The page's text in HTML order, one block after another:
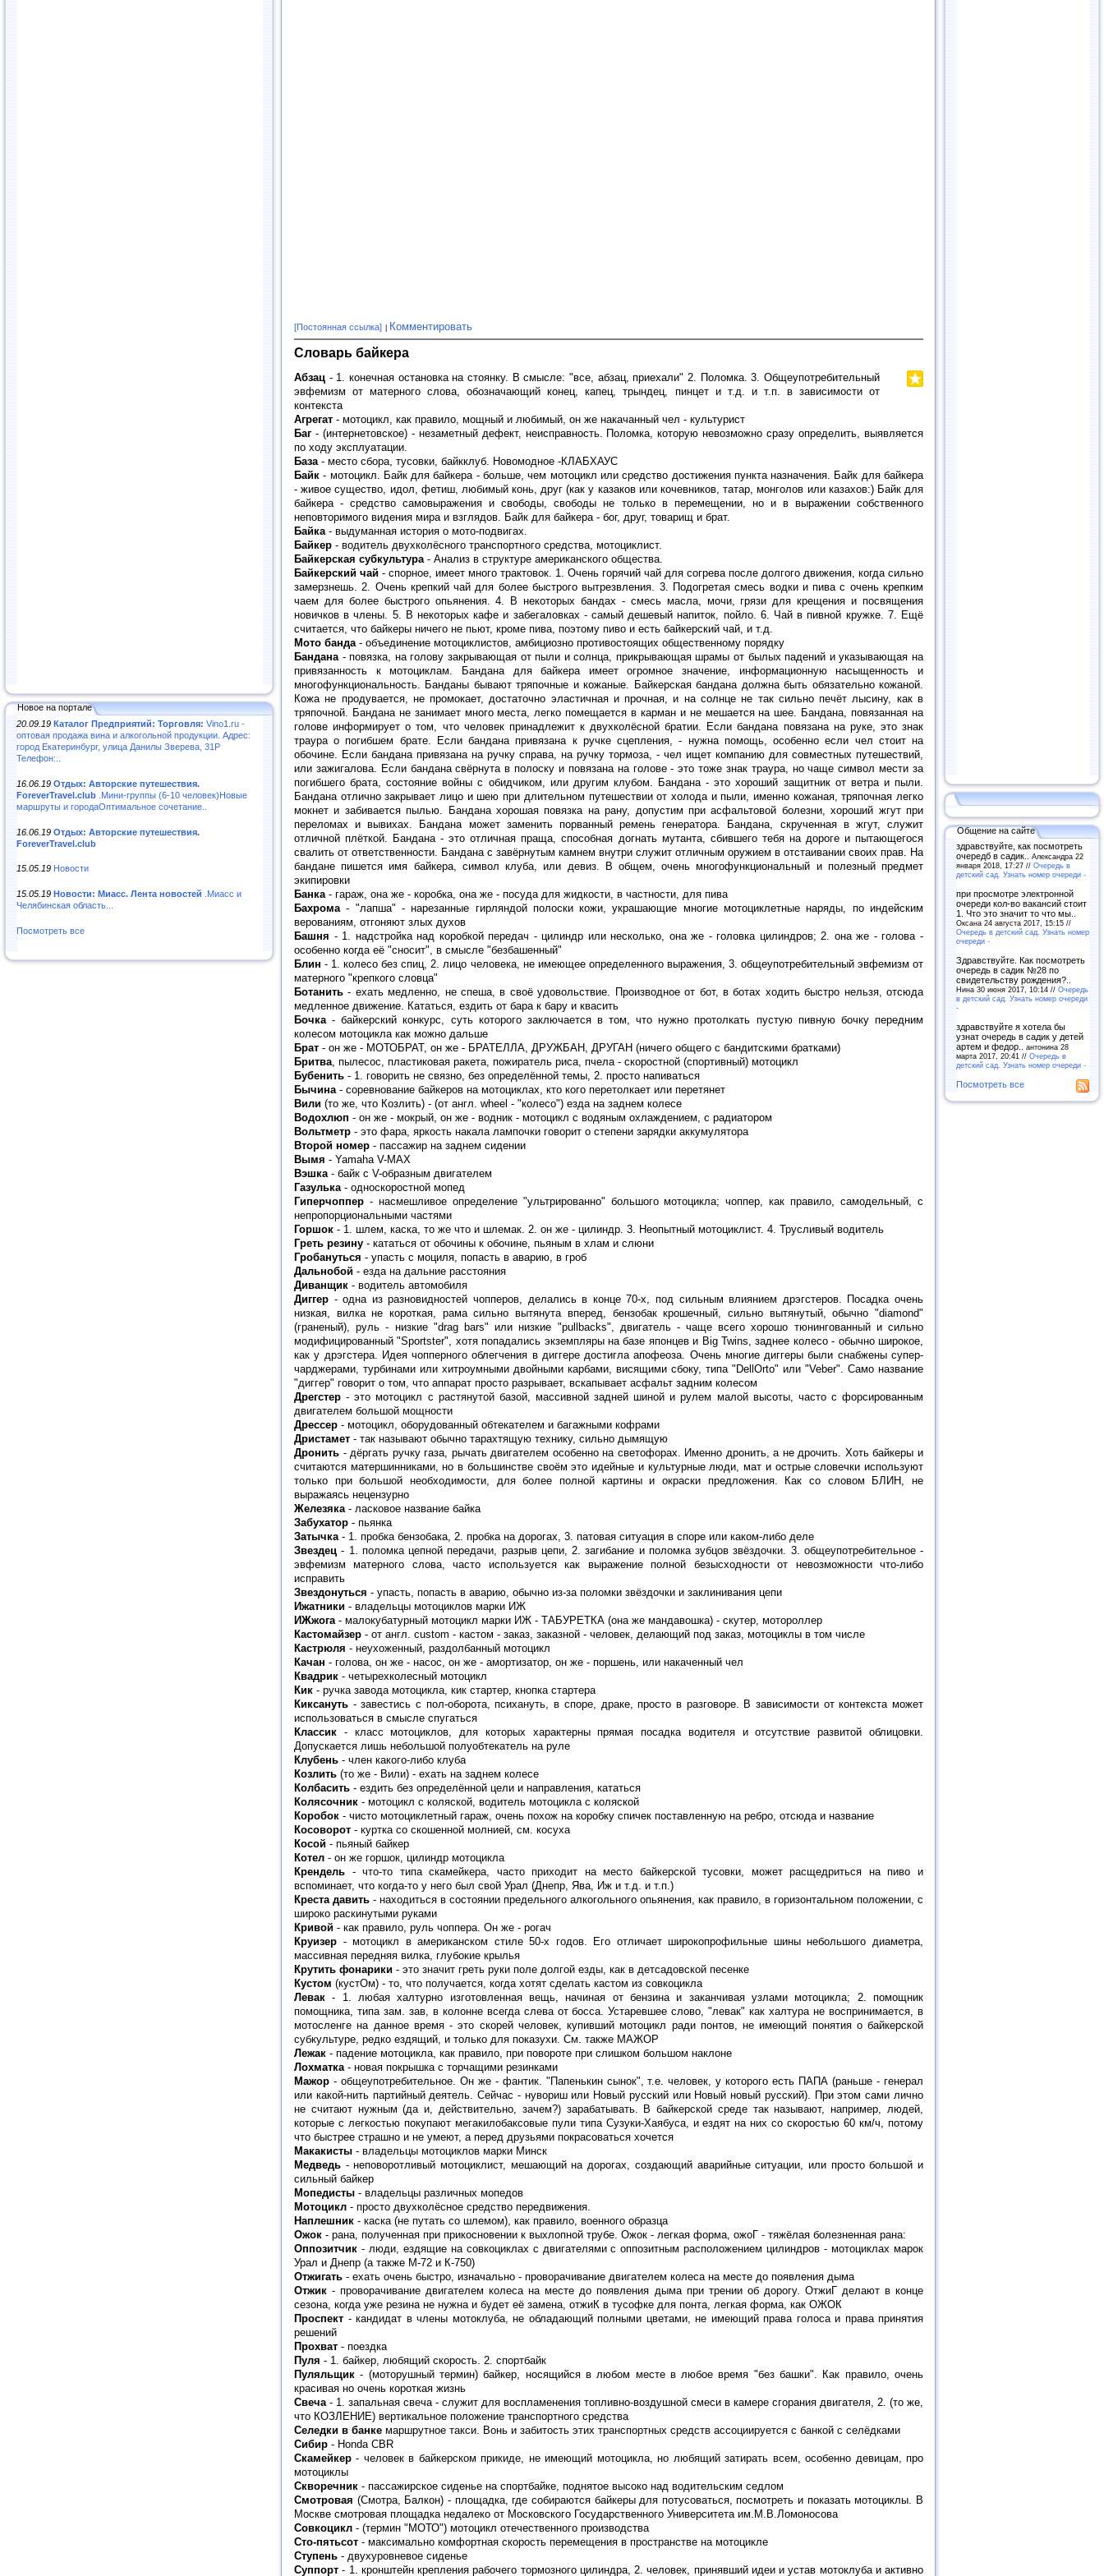
Новое на портале
20.09.19 Каталог Предприятий: Торговля: Vino1.ru -
оптовая продажа вина и алкогольной продукции. Адрес:
город Екатеринбург, улица Данилы Зверева, 31Р
Телефон:..
16.06.19 Отдых: Авторские путешествия.
ForeverTravel.club .Мини-группы (6-10 человек)Новые
маршруты и городаОптимальное сочетание..
16.06.19 Отдых: Авторские путешествия.
ForeverTravel.club
15.05.19 Новости
15.05.19 Новости: Миасс. Лента новостей .Миасс и
Челябинская область...
Посмотреть все
[Постоянная ссылка] Комментировать
Словарь байкера
Абзац - 1. конечная остановка на стоянку. В смысле: "все, абзац, приехали" 2. Поломка. 3. Общеупотребительный
эвфемизм от матерного слова, обозначающий конец, капец, трындец, пинцет и т.д. и т.п. в зависимости от
контекста
Агрегат - мотоцикл, как правило, мощный и любимый, он же накачанный чел - культурист
Баг - (интернетовское) - незаметный дефект, неисправность. Поломка, которую невозможно сразу определить, выявляется
по ходу эксплуатации.
База - место сбора, тусовки, байкклуб. Новомодное -КЛАБХАУС
Байк - мотоцикл. Байк для байкера - больше, чем мотоцикл или средство достижения пункта назначения. Байк для байкера
- живое существо, идол, фетиш, любимый конь, друг (как у казаков или кочевников, татар, монголов или казахов:) Байк для
байкера - средство самовыражения и свободы, свободы не только в перемещении, но и в выражении собственного
неповторимого видения мира и взглядов. Байк для байкера - бог, друг, товарищ и брат.
Байка - выдуманная история о мото-подвигах.
Байкер - водитель двухколёсного транспортного средства, мотоциклист.
Байкерская субкультура - Анализ в структуре американского общества.
Байкерский чай - спорное, имеет много трактовок. 1. Очень горячий чай для согрева после долгого движения, когда сильно
замерзнешь. 2. Очень крепкий чай для более быстрого вытрезвления. 3. Подогретая смесь водки и пива с очень крепким
чаем для более быстрого опьянения. 4. В некоторых бандах - смесь масла, мочи, грязи для крещения и посвящения
новичков в члены. 5. В некоторых кафе и забегаловках - самый дешевый напиток, пойло. 6. Чай в пивной кружке. 7. Ещё
считается, что байкеры ничего не пьют, кроме пива, поэтому пиво и есть байкерский чай, и т.д.
Мото банда - объединение мотоциклистов, амбициозно противостоящих общественному порядку
Бандана - повязка, на голову закрывающая от пыли и солнца, прикрывающая шрамы от былых падений и указывающая на
привязанность к мотоциклам. Бандана для байкера имеет огромное значение, информационную насыщенность и
многофункциональность. Банданы бывают тряпочные и кожаные. Байкерская бандана должна быть обязательно кожаной.
Кожа не продувается, не промокает, достаточно эластичная и прочная, и на солнце не так сильно печёт лысину, как в
тряпочной. Бандана не занимает много места, легко помещается в карман и не мешается на шее. Бандана, повязанная на
голове информирует о том, что человек принадлежит к двухколёсной братии. Если бандана повязана на руке, это знак
траура о погибшем брате. Если бандана привязана к ручке сцепления, - нужна помощь, особенно если чел стоит на
обочине. Если бандана привязана на ручку справа, на ручку тормоза, - чел ищет компанию для совместных путешествий,
или зажигалова. Если бандана свёрнута в полоску и повязана на голове - это тоже знак траура, но чаще символ мести за
погибшего брата, состояние войны с обидчиком, или другим клубом. Бандана - это хороший защитник от ветра и пыли.
Бандана отлично закрывает лицо и шею при длительном путешествии от холода и пыли, именно кожаная, тряпочная легко
мокнет и забивается пылью. Бандана хорошая повязка на рану, допустим при асфальтовой болезни, хороший жгут при
переломах и вывихах. Бандана может заменить порванный ремень генератора. Бандана, скрученная в жгут, служит
отличной плёткой. Бандана - это отличная праща, способная догнать мутанта, сбившего тебя на дороге и пытающегося
свалить от ответственности. Бандана с завёрнутым камнем внутри служит отличным оружием в отстаивании своих прав. На
бандане пишется имя байкера, символ клуба, или девиз. В общем, очень многофункциональный и полезный предмет
экипировки
Банка - гараж, она же - коробка, она же - посуда для жидкости, в частности, для пива
Бахрома - "лапша" - нарезанные гирляндой полоски кожи, украшающие многие мотоциклетные наряды, по индейским
верованиям, отгоняют злых духов
Башня - 1. надстройка над коробкой передач - цилиндр или несколько, она же - головка цилиндров; 2. она же - голова -
особенно когда её "сносит", в смысле "безбашенный"
Блин - 1. колесо без спиц, 2. лицо человека, не имеющее определенного выражения, 3. общеупотребительный эвфемизм от
матерного "крепкого словца"
Ботанить - ехать медленно, не спеша, в своё удовольствие. Производное от бот, в ботах ходить быстро нельзя, отсюда
медленное движение. Кататься, ездить от бара к бару и квасить
Бочка - байкерский конкурс, суть которого заключается в том, что нужно протолкать пустую пивную бочку передним
колесом мотоцикла как можно дальше
Брат - он же - МОТОБРАТ, он же - БРАТЕЛЛА, ДРУЖБАН, ДРУГАН (ничего общего с бандитскими братками)
Бритва , пылесос, пластиковая ракета, пожиратель риса, пчела - скоростной (спортивный) мотоцикл
Бубенить - 1. говорить не связно, без определённой темы, 2. просто напиваться
Бычина - соревнование байкеров на мотоциклах, кто кого перетолкает или перетянет
Вили (то же, что Козлить) - (от англ. wheel - "колесо") езда на заднем колесе
Водохлюп - он же - мокрый, он же - водник - мотоцикл с водяным охлаждением, с радиатором
Вольтметр - это фара, яркость накала лампочки говорит о степени зарядки аккумулятора
Второй номер - пассажир на заднем сидении
Вымя - Yamaha V-MAX
Вэшка - байк с V-образным двигателем
Газулька - односкоростной мопед
Гиперчоппер - насмешливое определение "ультрированно" большого мотоцикла; чоппер, как правило, самодельный, с
непропорциональными частями
Горшок - 1. шлем, каска, то же что и шлемак. 2. он же - цилиндр. 3. Неопытный мотоциклист. 4. Трусливый водитель
Греть резину - кататься от обочины к обочине, пьяным в хлам и слюни
Гробануться - упасть с моциля, попасть в аварию, в гроб
Дальнобой - езда на дальние расстояния
Диванщик - водитель автомобиля
Диггер - одна из разновидностей чопперов, делались в конце 70-х, под сильным влиянием дрэгстеров. Посадка очень
низкая, вилка не короткая, рама сильно вытянута вперед, бензобак крошечный, сильно вытянутый, обычно "diamond"
(граненый), руль - низкие "drag bars" или низкие "pullbacks", двигатель - чаще всего хорошо тюнингованный и сильно
модифицированный "Sportster", хотя попадались экземпляры на базе японцев и Big Twins, заднее колесо - обычно широкое,
как у дрэгстера. Идея чопперного облегчения в диггере достигла апофеоза. Очень многие диггеры были снабжены супер-
чарджерами, турбинами или хитроумными двойными карбами, висящими сбоку, типа "DellOrto" или "Veber". Само название
"диггер" говорит о том, что аппарат просто разрывает, вскапывает асфальт задним колесом
Дрегстер - это мотоцикл с растянутой базой, массивной задней шиной и рулем малой высоты, часто с форсированным
двигателем большой мощности
Дрессер - мотоцикл, оборудованный обтекателем и багажными кофрами
Дристамет - так называют обычно тарахтящую технику, сильно дымящую
Дронить - дёргать ручку газа, рычать двигателем особенно на светофорах. Именно дронить, а не дрочить. Хоть байкеры и
считаются матершинниками, но в большинстве своём это идейные и культурные люди, мат и острые словечки используют
только при большой необходимости, для более полной картины и окраски предложения. Как со словом БЛИН, не
выражаясь нецензурно
Железяка - ласковое название байка
Забухатор - пьянка
Затычка - 1. пробка бензобака, 2. пробка на дорогах, 3. патовая ситуация в споре или каком-либо деле
Звездец - 1. поломка цепной передачи, разрыв цепи, 2. загибание и поломка зубцов звёздочки. 3. общеупотребительное -
эвфемизм матерного слова, часто используется как выражение полной безысходности от невозможности что-либо
исправить
Звездонуться - упасть, попасть в аварию, обычно из-за поломки звёздочки и заклинивания цепи
Ижатники - владельцы мотоциклов марки ИЖ
ИЖжога - малокубатурный мотоцикл марки ИЖ - ТАБУРЕТКА (она же мандавошка) - скутер, мотороллер
Кастомайзер - от англ. custom - кастом - заказ, заказной - человек, делающий под заказ, мотоциклы в том числе
Кастрюля - неухоженный, раздолбанный мотоцикл
Качан - голова, он же - насос, он же - амортизатор, он же - поршень, или накаченный чел
Квадрик - четырехколесный мотоцикл
Кик - ручка завода мотоцикла, кик стартер, кнопка стартера
Киксануть - завестись с пол-оборота, психануть, в споре, драке, просто в разговоре. В зависимости от контекста может
использоваться в смысле спугаться
Классик - класс мотоциклов, для которых характерны прямая посадка водителя и отсутствие развитой облицовки.
Допускается лишь небольшой полуобтекатель на руле
Клубень - член какого-либо клуба
Козлить (то же - Вили) - ехать на заднем колесе
Колбасить - ездить без определённой цели и направления, кататься
Колясочник - мотоцикл с коляской, водитель мотоцикла с коляской
Коробок - чисто мотоциклетный гараж, очень похож на коробку спичек поставленную на ребро, отсюда и название
Косоворот - куртка со скошенной молнией, см. косуха
Косой - пьяный байкер
Котел - он же горшок, цилиндр мотоцикла
Крендель - что-то типа скамейкера, часто приходит на место байкерской тусовки, может расщедриться на пиво и
вспоминает, что когда-то у него был свой Урал (Днепр, Ява, Иж и т.д. и т.п.)
Креста давить - находиться в состоянии предельного алкогольного опьянения, как правило, в горизонтальном положении, с
широко раскинутыми руками
Кривой - как правило, руль чоппера. Он же - рогач
Круизер - мотоцикл в американском стиле 50-х годов. Его отличает широкопрофильные шины небольшого диаметра,
массивная передняя вилка, глубокие крылья
Крутить фонарики - это значит греть руки поле долгой езды, как в детсадовской песенке
Кустом (кустОм) - то, что получается, когда хотят сделать кастом из совкоцикла
Левак - 1. любая халтурно изготовленная вещь, начиная от бензина и заканчивая узлами мотоцикла; 2. помощник
помощника, типа зам. зав, в колонне всегда слева от босса. Устаревшее слово, "левак" как халтура не воспринимается, в
мотосленге на данное время - это скорей человек, купивший мотоцикл ради понтов, не имеющий понятия о байкерской
субкультуре, редко ездящий, и только для показухи. См. также МАЖОР
Лежак - падение мотоцикла, как правило, при повороте при слишком большом наклоне
Лохматка - новая покрышка с торчащими резинками
Мажор - общеупотребительное. Он же - фантик. "Папенькин сынок", т.е. человек, у которого есть ПАПА (раньше - генерал
или какой-нить партийный деятель. Сейчас - нувориш или Новый русский или Новый новый русский). При этом сами лично
не считают нужным (да и, действительно, зачем?) зарабатывать. В байкерской среде так называют, например, людей,
которые с легкостью покупают мегакилобаксовые пули типа Сузуки-Хаябуса, и ездят на них со скоростью 60 км/ч, потому
что быстрее страшно и не умеют, а перед друзьями покрасоваться хочется
Макакисты - владельцы мотоциклов марки Минск
Медведь - неповоротливый мотоциклист, мешающий на дорогах, создающий аварийные ситуации, или просто большой и
сильный байкер
Мопедисты - владельцы различных мопедов
Мотоцикл - просто двухколёсное средство передвижения.
Наплешник - каска (не путать со шлемом), как правило, военного образца
Ожок - рана, полученная при прикосновении к выхлопной трубе. Ожок - легкая форма, ожоГ - тяжёлая болезненная рана:
Оппозитчик - люди, ездящие на совкоциклах с двигателями с оппозитным расположением цилиндров - мотоциклах марок
Урал и Днепр (а также М-72 и К-750)
Отжигать - ехать очень быстро, изначально - проворачивание двигателем колеса на месте до появления дыма
Отжик - проворачивание двигателем колеса на месте до появления дыма при трении об дорогу. ОтжиГ делают в конце
сезона, когда уже резина не нужна и будет её замена, отжиК в тусофке для понта, легкая форма, как ОЖОК
Проспект - кандидат в члены мотоклуба, не обладающий полными цветами, не имеющий права голоса и права принятия
решений
Прохват - поездка
Пуля - 1. байкер, любящий скорость. 2. спортбайк
Пуляльщик - (моторушный термин) байкер, носящийся в любом месте в любое время "без башки". Как правило, очень
красивая но очень короткая жизнь
Свеча - 1. запальная свеча - служит для воспламенения топливно-воздушной смеси в камере сгорания двигателя, 2. (то же,
что КОЗЛЕНИЕ) вертикальное положение транспортного средства
Селедки в банке маршрутное такси. Вонь и забитость этих транспортных средств ассоциируется с банкой с селёдками
Сибир - Honda CBR
Скамейкер - человек в байкерском прикиде, не имеющий мотоцикла, но любящий затирать всем, особенно девицам, про
мотоциклы
Скворечник - пассажирское сиденье на спортбайке, поднятое высоко над водительским седлом
Смотровая (Смотра, Балкон) - площадка, где собираются байкеры для потусоваться, посмотреть и показать мотоциклы. В
Москве смотровая площадка недалеко от Московского Государственного Университета им.М.В.Ломоносова
Совкоцикл - (термин "МОТО") мотоцикл отечественного производства
Сто-пятьсот - максимально комфортная скорость перемещения в пространстве на мотоцикле
Ступень - двухуровневое сиденье
Суппорт - 1. кронштейн крепления рабочего тормозного цилиндра, 2. человек, принявший идеи и устав мотоклуба и активно
Общение на сайте
здравствуйте, как посмотреть
очередб в садик.. Александра 22
января 2018, 17:27 // Очередь в
детский сад. Узнать номер очереди -
при просмотре электронной
очереди кол-во вакансий стоит
1. Что это значит то что мы..
Оксана 24 августа 2017, 15:15 //
Очередь в детский сад. Узнать номер
очереди -
Здравствуйте. Как посмотреть
очередь в садик №28 по
свидетельству рождения?..
Нина 30 июня 2017, 10:14 // Очередь
в детский сад. Узнать номер очереди
-
здравствуйте я хотела бы
узнат очередь в садик у детей
артем и федор.. антонина 28
марта 2017, 20:41 // Очередь в
детский сад. Узнать номер очереди -
Посмотреть все